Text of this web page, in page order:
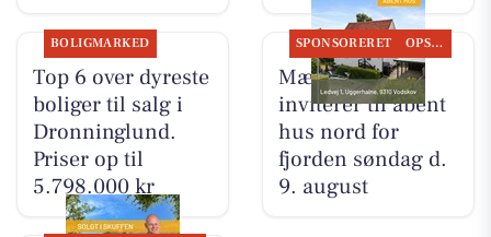
BOLIGMARKED
Top 6 over dyreste
boliger til salg i
Dronninglund.
Priser op til
5.798.000 kr
SPONSORERET OPSLAGSTAVLEN
Mæglerhuset
inviterer til åbent
hus nord for
fjorden søndag d.
9. august